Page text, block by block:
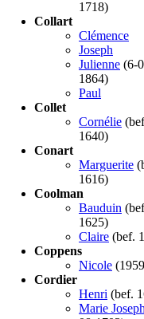
1718)
Collart
Clémence
Joseph
Julienne (6-
1864)
Paul
Collet
Cornélie
1640)
Conart
Marguerite
1616)
Coolman
Bauduin
1625)
Claire (bef.
Coppens
Nicole
Cordier
Henri (bef.
Marie